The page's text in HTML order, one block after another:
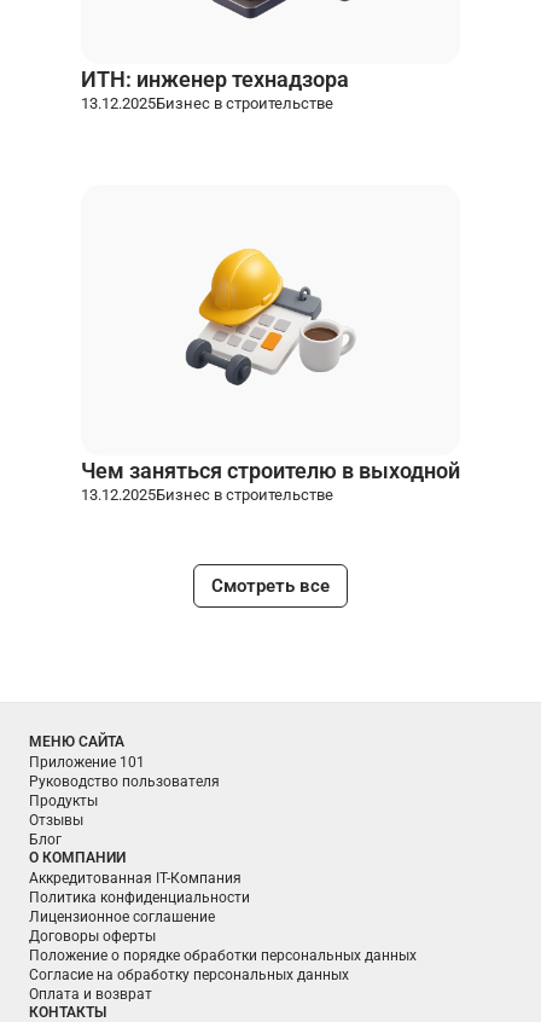
ИТН: инженер технадзора
13.12.2025Бизнес в строительстве
Чем заняться строителю в выходной
13.12.2025Бизнес в строительстве
Смотреть все
МЕНЮ САЙТА
Приложение 101
Руководство пользователя
Продукты
Отзывы
Блог
О КОМПАНИИ
Аккредитованная IT-Компания
Политика конфиденциальности
Лицензионное соглашение
Договоры оферты
Положение о порядке обработки персональных данных
Согласие на обработку персональных данных
Оплата и возврат
КОНТАКТЫ